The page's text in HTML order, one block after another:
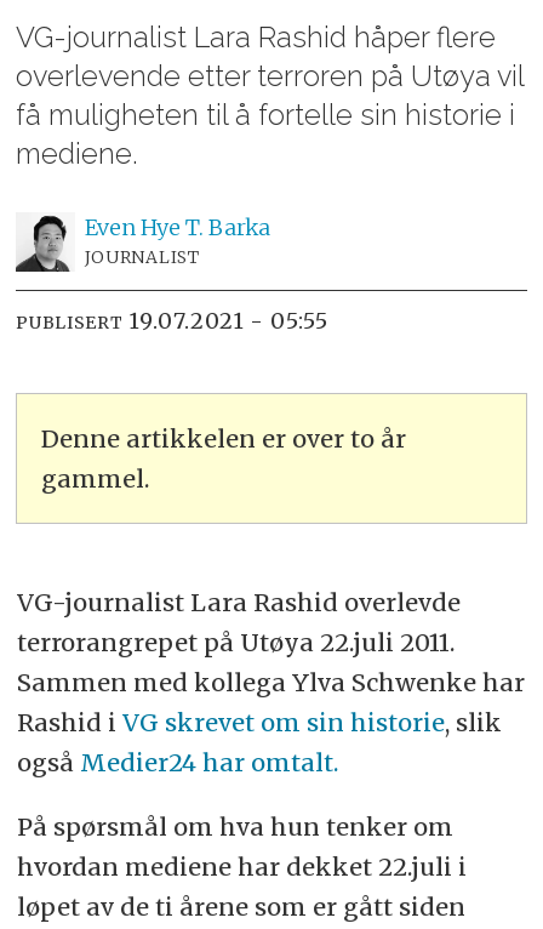
VG-journalist Lara Rashid håper flere
overlevende etter terroren på Utøya vil
få muligheten til å fortelle sin historie i
mediene.
Even Hye T. Barka
JOURNALIST
PUBLISERT 19.07.2021 - 05:55
Denne artikkelen er over to år
gammel.
VG-journalist Lara Rashid overlevde
terrorangrepet på Utøya 22.juli 2011.
Sammen med kollega Ylva Schwenke har
Rashid i VG skrevet om sin historie, slik
også Medier24 har omtalt.
På spørsmål om hva hun tenker om
hvordan mediene har dekket 22.juli i
løpet av de ti årene som er gått siden